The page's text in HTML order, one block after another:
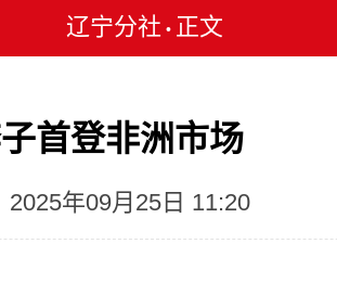
辽宁分社 • 正文
首登非洲市场
2025年09月25日 11:20